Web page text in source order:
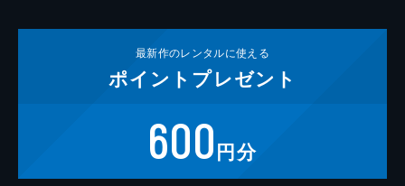
最新作のレンタルに使える
ポイント プレゼント
600円分